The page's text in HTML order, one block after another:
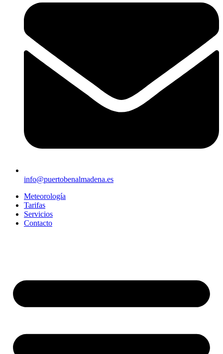
info@puertobenalmadena.es
Meteorología
Tarifas
Servicios
Contacto